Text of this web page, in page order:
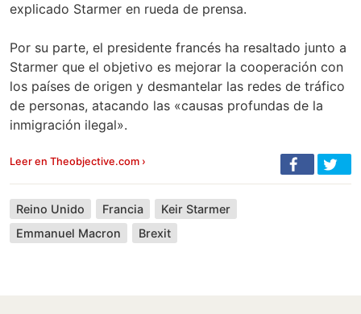
explicado Starmer en rueda de prensa.
Por su parte, el presidente francés ha resaltado junto a
Starmer que el objetivo es mejorar la cooperación con
los países de origen y desmantelar las redes de tráfico
de personas, atacando las «causas profundas de la
inmigración ilegal».
Leer en Theobjective.com ›
Reino Unido Francia
Keir Starmer
Emmanuel Macron
Brexit